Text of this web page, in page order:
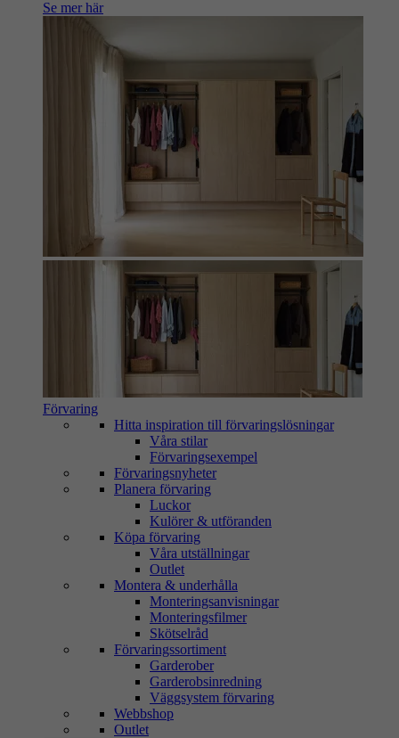
Se mer här
Förvaring
Hitta inspiration till förvaringslösningar
Våra stilar
Förvaringsexempel
Förvaringsnyheter
Planera förvaring
Luckor
Kulörer & utföranden
Köpa förvaring
Våra utställningar
Outlet
Montera & underhålla
Monteringsanvisningar
Monteringsfilmer
Skötselråd
Förvaringssortiment
Garderober
Garderobsinredning
Väggsystem förvaring
Webbshop
Outlet